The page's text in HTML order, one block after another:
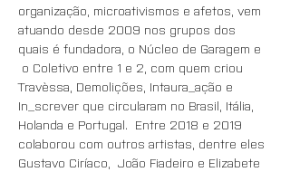
organização, microativismos e afetos, vem
atuando desde 2009 nos grupos dos
quais é fundadora, o Núcleo de Garagem e
o Coletivo entre 1 e 2, com quem criou
Travèssa, Demolições, Intaura_ação e
In_screver que circularam no Brasil, Itália,
Holanda e Portugal.  Entre 2018 e 2019
colaborou com outros artistas, dentre eles
Gustavo Ciríaco,  João Fiadeiro e Elizabete